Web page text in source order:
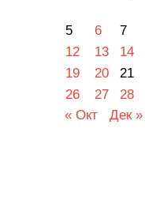
5
6 7
12
13 14
19
20 21
26
27 28
« Окт
Дек »